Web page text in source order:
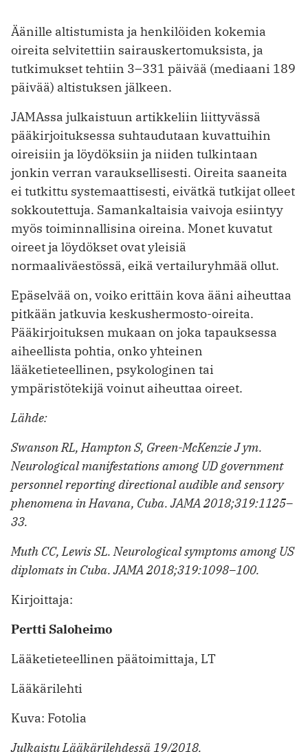
Äänille altistumista ja henkilöiden kokemia
oireita selvitettiin sairauskertomuksista, ja
tutkimukset tehtiin 3–331 päivää (mediaani 189
päivää) altistuksen jälkeen.
JAMAssa julkaistuun artikkeliin liittyvässä
pääkirjoituksessa suhtaudutaan kuvattuihin
oireisiin ja löydöksiin ja niiden tulkintaan
jonkin verran varauksellisesti. Oireita saaneita
ei tutkittu systemaattisesti, eivätkä tutkijat olleet
sokkoutettuja. Saman­kaltaisia vaivoja esiintyy
myös toiminnallisina oireina. Monet kuvatut
oireet ja ­löydökset ovat yleisiä
normaaliväestössä, eikä vertailuryhmää ollut.
Epäselvää on, voiko erittäin kova ääni aiheuttaa
pitkään jatkuvia keskushermosto-oireita.
Pääkirjoituksen mukaan on joka tapauksessa
aiheellista pohtia, onko yhteinen
lääketieteellinen, psykologinen tai
ympäristötekijä voinut aiheuttaa oireet.
Lähde:
Swanson RL, Hampton S, Green-McKenzie J ym.
Neurological manifestations among UD government
personnel reporting directional audible and sensory
phenomena in Havana, Cuba. JAMA 2018;319:1125–
33.
Muth CC, Lewis SL. Neurological symptoms among US
diplomats in Cuba. JAMA 2018;319:1098–100.
Kirjoittaja:
Pertti Saloheimo
Lääketieteellinen päätoimittaja, LT
Lääkärilehti
Kuva: Fotolia
Julkaistu Lääkärilehdessä 19/2018.